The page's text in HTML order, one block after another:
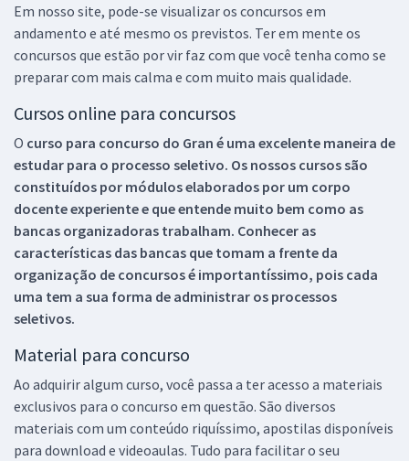
Em nosso site, pode-se visualizar os concursos em
andamento e até mesmo os previstos. Ter em mente os
concursos que estão por vir faz com que você tenha como se
preparar com mais calma e com muito mais qualidade.
Cursos online para concursos
O curso para concurso do Gran é uma excelente maneira de
estudar para o processo seletivo. Os nossos cursos são
constituídos por módulos elaborados por um corpo
docente experiente e que entende muito bem como as
bancas organizadoras trabalham. Conhecer as
características das bancas que tomam a frente da
organização de concursos é importantíssimo, pois cada
uma tem a sua forma de administrar os processos
seletivos.
Material para concurso
Ao adquirir algum curso, você passa a ter acesso a materiais
exclusivos para o concurso em questão. São diversos
materiais com um conteúdo riquíssimo, apostilas disponíveis
para download e videoaulas. Tudo para facilitar o seu